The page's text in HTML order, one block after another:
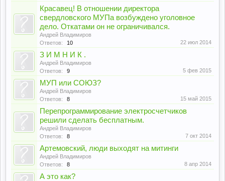
Красавец! В отношении директора
свердловского МУПа возбуждено уголовное
дело. Откатами он не ограничивался.
Андрей Владимиров
Ответов:
10 22 июл 2014
З И М Н И К .
Андрей Владимиров
Ответов:
9 5 фев 2015
МУП или СОЮЗ?
Андрей Владимиров
Ответов:
8 15 май 2015
Перепрограммирование электросчетчиков
решили сделать бесплатным.
Андрей Владимиров
Ответов:
8 7 окт 2014
Артемовский, люди выходят на митинги
Андрей Владимиров
Ответов:
8 8 апр 2014
А это как?